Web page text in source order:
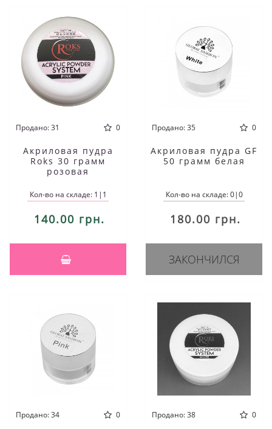
Продано: 31 0
Акриловая пудра
Roks 30 грамм
розовая
Кол-во на складе: 1|1
140.00 грн.
Продано: 35 0
Акриловая пудра GF
50 грамм белая
Кол-во на складе: 0|0
180.00 грн.
ЗАКОНЧИЛСЯ
Продано: 34 0 Продано: 38 0